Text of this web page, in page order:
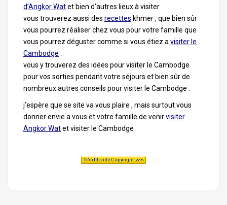
d’Angkor Watet bien d’autres lieux à visiter .
vous trouverez aussi des recettes khmer , que bien sûr
vous pourrez réaliser chez vous pour votre famille que
vous pourrez déguster comme si vous étiez a visiter le
Cambodge
vous y trouverez des idées pour visiter le Cambodge
pour vos sorties pendant votre séjours et bien sûr de
nombreux autres conseils pour visiter le Cambodge .
j’espère que se site va vous plaire , mais surtout vous
donner envie a vous et votre famille de venirvisiter
Angkor Watet visiter le Cambodge .